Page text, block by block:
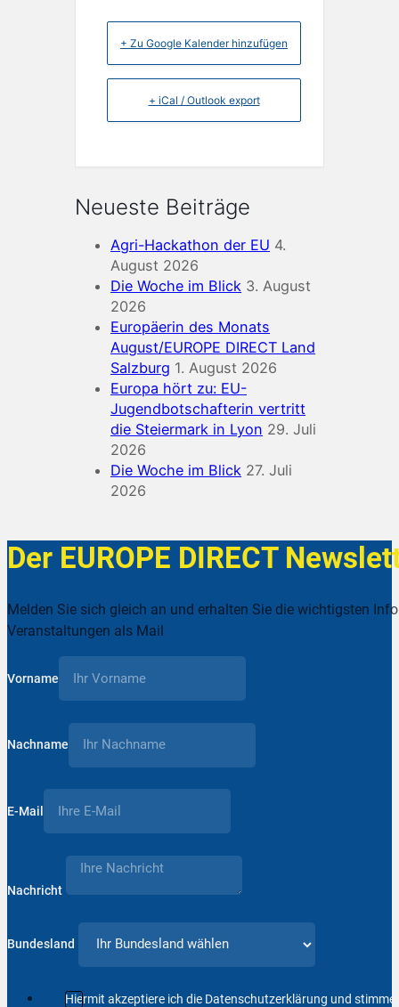
+ Zu Google Kalender hinzufügen
+ iCal / Outlook export
Neueste Beiträge
Agri-Hackathon der EU 4.
August 2026
Die Woche im Blick 3. August
2026
Europäerin des Monats
August/EUROPE DIRECT Land
Salzburg 1. August 2026
Europa hört zu: EU-
Jugendbotschafterin vertritt
die Steiermark in Lyon 29. Juli
2026
Die Woche im Blick 27. Juli
2026
Der EUROPE DIRECT
Melden Sie sich gleich an und erhalten Sie die wichtigsten
Veranstaltungen als Mail
Vorname
Nachname
E-Mail
Nachricht
Bundesland
Hiermit akzeptiere ich die Datenschutzerklärung und